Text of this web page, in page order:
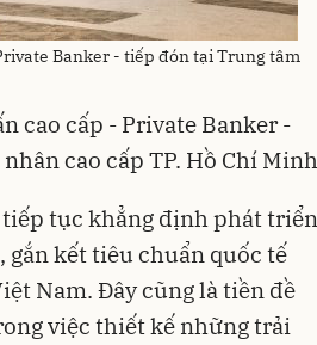
Banker - tiếp đón tại Trung tâm
cao cấp - Private Banker -
cao cấp TP. Hồ Chí Minh
tục khẳng định phát triển
gắn kết tiêu chuẩn quốc tế
Nam. Đây cũng là tiền đề
việc thiết kế những trải